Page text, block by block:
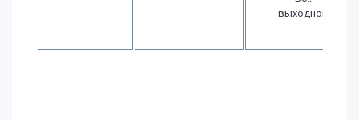
выходной